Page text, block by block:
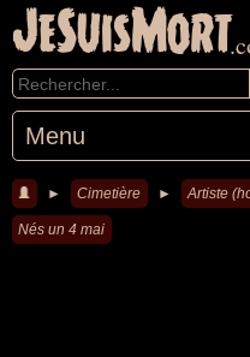
JeSuisMort
Menu
► Cimetière ► Artiste
Nés un 4 mai